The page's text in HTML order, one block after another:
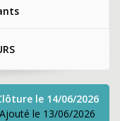
le 14/06/2026
Ajouté le 13/06/2026